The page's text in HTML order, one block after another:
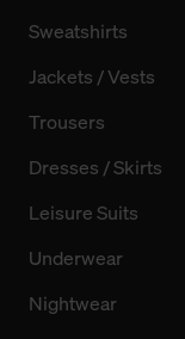
Sweatshirts
Jackets / Vests
Trousers
Dresses / Skirts
Leisure Suits
Underwear
Nightwear